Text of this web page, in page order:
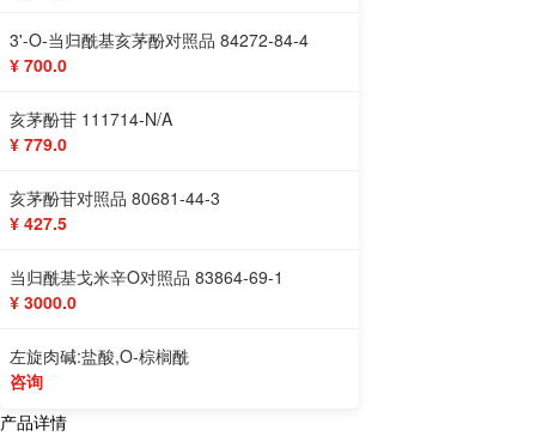
3'-O-当归酰基亥茅酚对照品 84272-84-4
¥ 700.0
亥茅酚苷 111714-N/A
¥ 779.0
亥茅酚苷对照品 80681-44-3
¥ 427.5
当归酰基戈米辛O对照品 83864-69-1
¥ 3000.0
左旋肉碱:盐酸,O-棕榈酰
咨询
产品详情